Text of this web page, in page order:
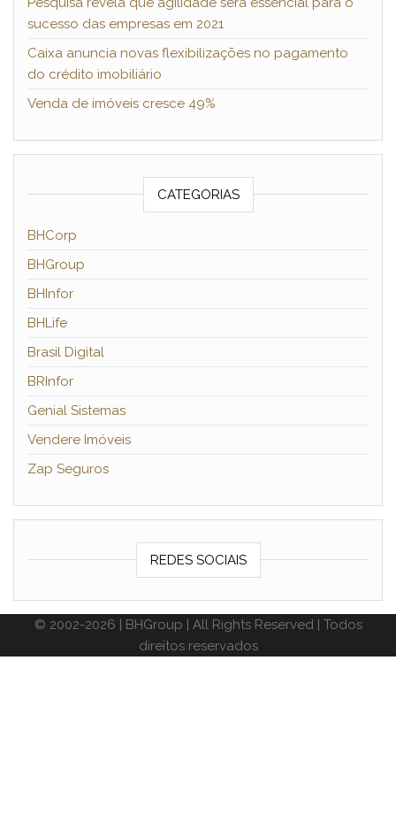
sucesso das empresas em 2021
Caixa anuncia novas flexibilizações no pagamento
do crédito imobiliário
Venda de imóveis cresce 49%
CATEGORIAS
BHCorp
BHGroup
BHInfor
BHLife
Brasil Digital
BRInfor
Genial Sistemas
Vendere Imóveis
Zap Seguros
REDES SOCIAIS
© 2002-2026 | BHGroup | All Rights Reserved | Todos
direitos reservados